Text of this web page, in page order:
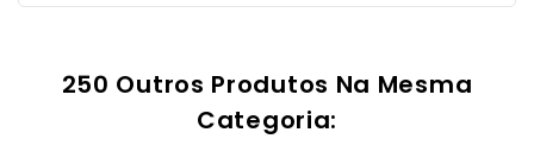
250 Outros Produtos Na Mesma
Categoria: